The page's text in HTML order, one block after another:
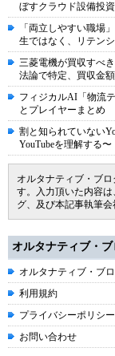
ぼすクラウド設備投
「両立しやすい職場
生ではなく、リテン
三菱電機が買収すべ
法論で特定、買収金
フィジカルAI「物流
とプレイヤーまとめ
割と知られていない
YouTubeを理解する〜
オルタナティブ・ブ
す。入力頂いた内容
グ、及び本記事執筆会
オルタナティブ・
オルタナティブ・ブ
利用規約
プライバシーポリシー
お問い合わせ